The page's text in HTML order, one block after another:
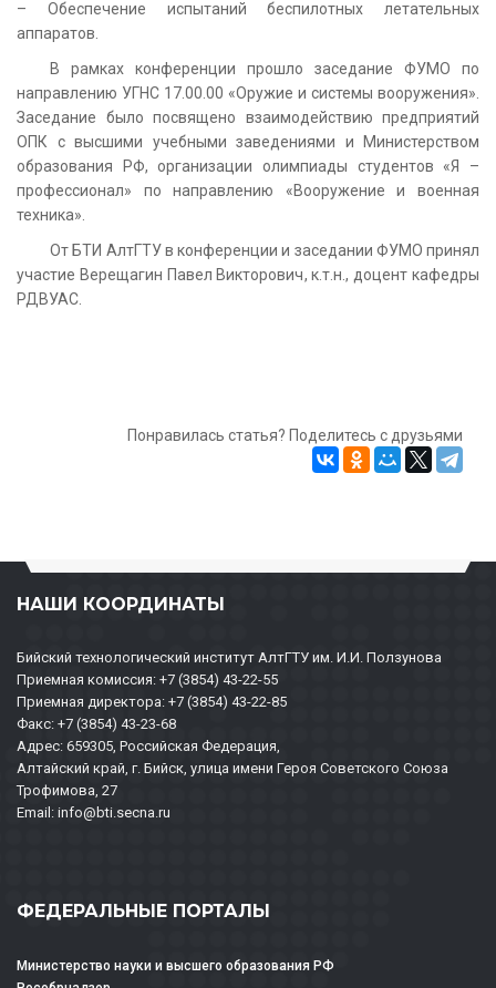
– Обеспечение испытаний беспилотных летательных
аппаратов.
В рамках конференции прошло заседание ФУМО по
направлению УГНС 17.00.00 «Оружие и системы вооружения».
Заседание было посвящено взаимодействию предприятий
ОПК с высшими учебными заведениями и Министерством
образования РФ, организации олимпиады студентов «Я –
профессионал» по направлению «Вооружение и военная
техника».
От БТИ АлтГТУ в конференции и заседании ФУМО принял
участие Верещагин Павел Викторович, к.т.н., доцент кафедры
РДВУАС.
Понравилась статья? Поделитесь с друзьями
НАШИ КООРДИНАТЫ
Бийский технологический институт АлтГТУ им. И.И. Ползунова
Приемная комиссия: +7 (3854) 43-22-55
Приемная директора: +7 (3854) 43-22-85
Факс: +7 (3854) 43-23-68
Адрес: 659305, Российская Федерация,
Алтайский край, г. Бийск, улица имени Героя Советского Союза
Трофимова, 27
Email: info@bti.secna.ru
ФЕДЕРАЛЬНЫЕ ПОРТАЛЫ
Министерство науки и высшего образования РФ